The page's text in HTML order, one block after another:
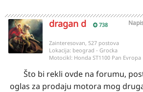
dragan d 738
Zainteresovan, 527 postova
Lokacija: beograd - Grocka
Motocikl: Honda ST1100 Pan Evropa
Što bi rekli ovde na forumu,
oglas za prodaju motora mog